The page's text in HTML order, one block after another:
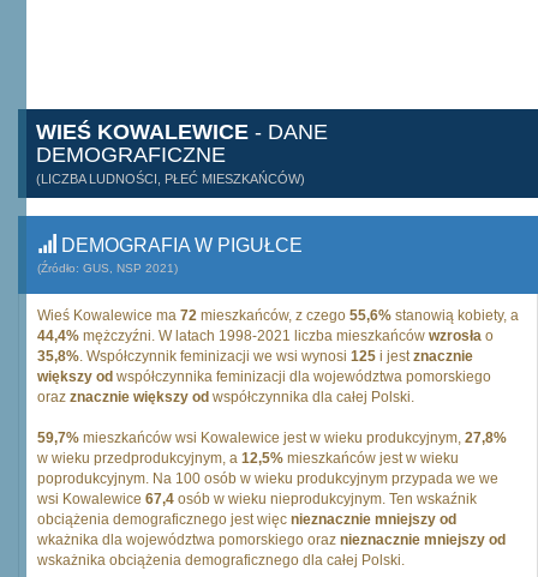
WIEŚ KOWALEWICE - DANE
DEMOGRAFICZNE
(LICZBA LUDNOŚCI, PŁEĆ MIESZKAŃCÓW)
DEMOGRAFIA W PIGUŁCE
(Źródło: GUS, NSP 2021)
Wieś Kowalewice ma 72 mieszkańców, z czego 55,6% stanowią kobiety, a
44,4% mężczyźni. W latach 1998-2021 liczba mieszkańców wzrosła o
35,8%. Współczynnik feminizacji we wsi wynosi 125 i jestznacznie
większy od współczynnika feminizacji dla województwa pomorskiego
oraz znacznie większy od współczynnika dla całej Polski.
59,7% mieszkańców wsi Kowalewice jest w wieku produkcyjnym, 27,8%
w wieku przedprodukcyjnym, a 12,5% mieszkańców jest w wieku
poprodukcyjnym. Na 100 osób w wieku produkcyjnym przypada we we
wsi Kowalewice 67,4 osób w wieku nieprodukcyjnym. Ten wskaźnik
obciążenia demograficznego jest więc nieznacznie mniejszy od
wkażnika dla województwa pomorskiego oraz nieznacznie mniejszy od
wskażnika obciążenia demograficznego dla całej Polski.